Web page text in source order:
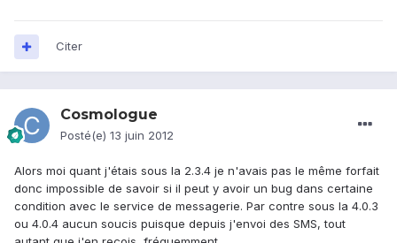
Citer
Cosmologue
Posté(e) 13 juin 2012
Alors moi quant j'étais sous la 2.3.4 je n'avais pas le même forfait
donc impossible de savoir si il peut y avoir un bug dans certaine
condition avec le service de messagerie. Par contre sous la 4.0.3
ou 4.0.4 aucun soucis puisque depuis j'envoi des SMS, tout